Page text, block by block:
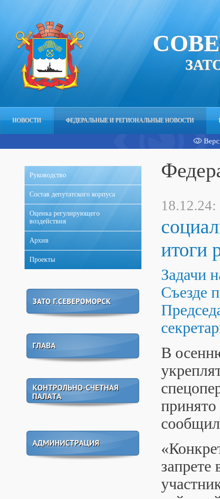
НОВОСТИ ФЕДЕРАЛЬНЫЕ И РЕГИОНАЛЬНЫЕ НОВОСТИ
АППАРАТ
Руководство
Состав депутатского корпуса
Оценка регулирующего
воздействия
Архив
Проекты
18.12.24:
итоги
Задачи
Съезде
В
принято
запрете